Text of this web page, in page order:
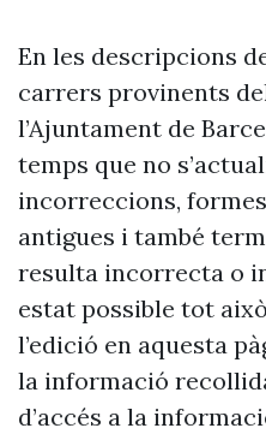
En les descripcions
carrers provinents
l’Ajuntament de
temps que no
incorreccions,
antigues i també
resulta incorrecta o
estat possible tot
l’edició en aquesta
la informació
d’accés a la